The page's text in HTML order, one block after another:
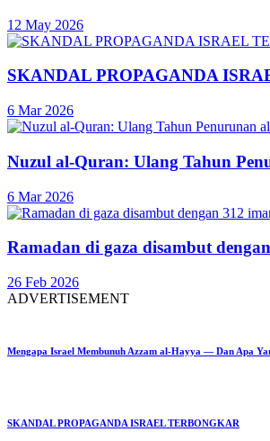
12 May 2026
SKANDAL PROPAGANDA
6 Mar 2026
Nuzul al-Quran: Ulang Tahun
6 Mar 2026
Ramadan di gaza disambut
26 Feb 2026
ADVERTISEMENT
Mengapa Israel Membunuh Azzam al-Hayya — Dan Apa
SKANDAL PROPAGANDA ISRAEL TERBONGKAR